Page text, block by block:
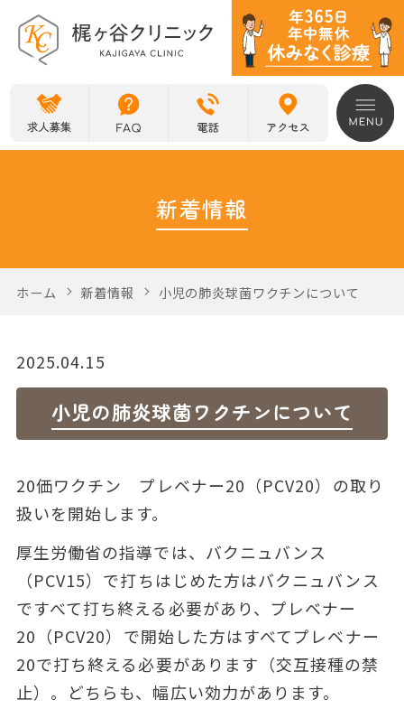
新着情報
ホーム 新着情報 小児の肺炎球菌ワクチンについて
2025.04.15
小児の肺炎球菌ワクチンについて
20価ワクチン プレベナー20（PCV20）の取り
扱いを開始します。
厚生労働省の指導では、 バクニュバンス
（PCV15）で打ちはじめた方はバクニュバンス
ですべて打ち終える必要があり、プレベナー
20（PCV20）で開始した方はすべてプレベナー
20で打ち終える必要があります（交互接種の禁
止） 。どちらも、幅広い効力があります。